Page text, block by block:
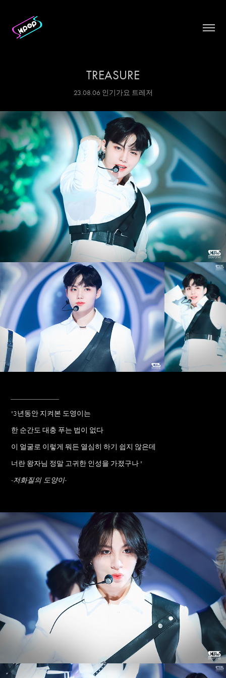
TREASURE
23.08.06 인기가요 트레저
"3년동안 지켜본 도영이는
한 순간도 대충 푸는 법이 없다
이 얼굴로 이렇게 뭐든 열심히 하기 쉽지 않은데
너란 왕자님 정말 고귀한 인성을 가졌구나 "
-저화질의 도양이-